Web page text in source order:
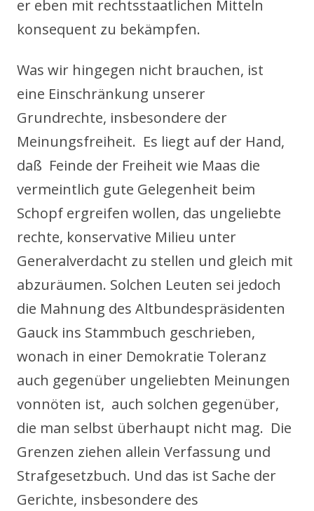
er eben mit rechtsstaatlichen Mitteln
konsequent zu bekämpfen.
Was wir hingegen nicht brauchen, ist
eine Einschränkung unserer
Grundrechte, insbesondere der
Meinungsfreiheit. Es liegt auf der Hand,
daß Feinde der Freiheit wie Maas die
vermeintlich gute Gelegenheit beim
Schopf ergreifen wollen, das ungeliebte
rechte, konservative Milieu unter
Generalverdacht zu stellen und gleich mit
abzuräumen. Solchen Leuten sei jedoch
die Mahnung des Altbundespräsidenten
Gauck ins Stammbuch geschrieben,
wonach in einer Demokratie Toleranz
auch gegenüber ungeliebten Meinungen
vonnöten ist, auch solchen gegenüber,
die man selbst überhaupt nicht mag. Die
Grenzen ziehen allein Verfassung und
Strafgesetzbuch. Und das ist Sache der
Gerichte, insbesondere des